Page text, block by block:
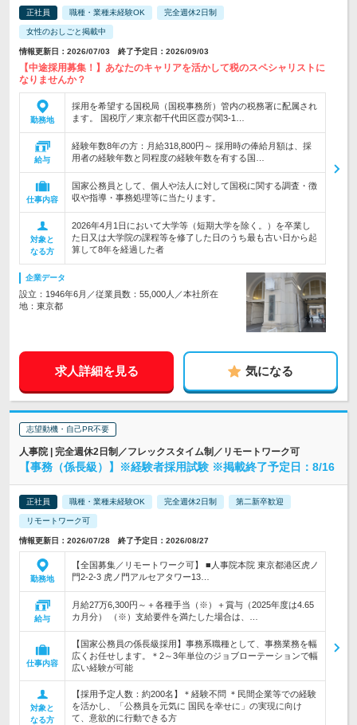
正社員 職種・業種未経験OK 完全週休2日制
女性のおしごと掲載中
情報更新日：2026/07/03 終了予定日：2026/09/03
【中途採用募集！】あなたのキャリアを活かして税のスペシャリストに
なりませんか？
勤務地
採用を希望する国税局（国税事務所）管内の税務署に配属され
ます。 国税庁／東京都千代田区霞が関3-1…
給与
経験年数8年の方：月給318,800円～ 採用時の俸給月額は、採
用者の経験年数と同程度の経験年数を有する国…
仕事内容
国家公務員として、個人や法人に対して国税に関する調査・徴
収や指導・事務処理等に当たります。
対象と
なる方
2026年4月1日において大学等（短期大学を除く。）を卒業し
た日又は大学院の課程等を修了した日のうち最も古い日から起
算して8年を経過した者
企業データ
設立：1946年6月／従業員数：55,000人／本社所在
地：東京都
求人詳細を見る 気になる
志望動機・自己PR不要
人事院 | 完全週休2日制／フレックスタイム制／リモートワーク可
【事務（係長級）】※経験者採用試験 ※掲載終了予定日：8/16
正社員 職種・業種未経験OK 完全週休2日制 第二新卒歓迎
リモートワーク可
情報更新日：2026/07/28 終了予定日：2026/08/27
勤務地
【全国募集／リモートワーク可】 ■人事院本院 東京都港区虎ノ
門2-2-3 虎ノ門アルセアタワー13…
給与
月給27万6,300円～＋各種手当（※）＋賞与（2025年度は4.65
カ月分） （※）支給要件を満たした場合は、…
仕事内容
【国家公務員の係長級採用】事務系職種として、事務業務を幅
広くお任せします。＊2～3年単位のジョブローテーションで幅
広い経験が可能
対象と
なる方
【採用予定人数：約200名】＊経験不問 ＊民間企業等での経験
を活かし、「公務員を元気に 国民を幸せに」の実現に向け
て、意欲的に行動できる方